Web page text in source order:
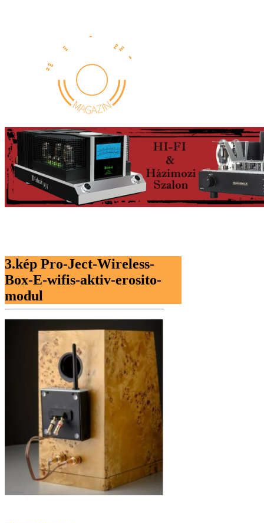
3.kép Pro-Ject-Wireless-
Box-E-wifis-aktiv-erosito-
modul